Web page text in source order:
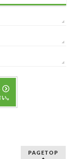
PAGETOP